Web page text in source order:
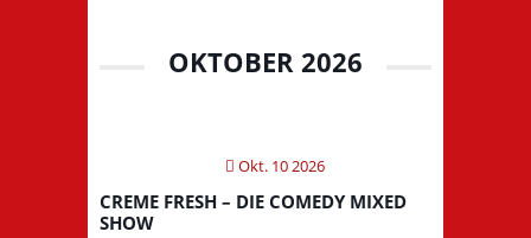
OKTOBER 2026
Okt. 10 2026
CREME FRESH – DIE COMEDY MIXED
SHOW